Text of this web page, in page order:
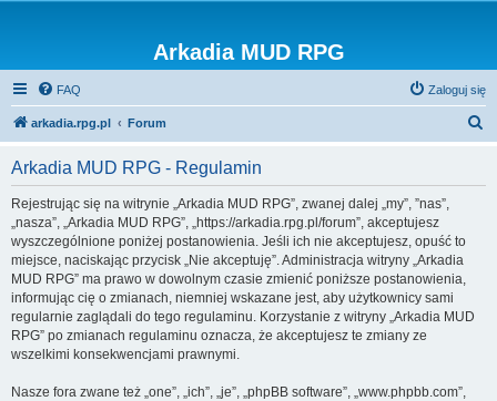
Arkadia MUD RPG
FAQ Zaloguj się
arkadia.rpg.pl Forum
Arkadia MUD RPG - Regulamin
Rejestrując się na witrynie „Arkadia MUD RPG”, zwanej dalej „my”, ”nas”,
„nasza”, „Arkadia MUD RPG”, „https://arkadia.rpg.pl/forum”, akceptujesz
wyszczególnione poniżej postanowienia. Jeśli ich nie akceptujesz, opuść to
miejsce, naciskając przycisk „Nie akceptuję”. Administracja witryny „Arkadia
MUD RPG” ma prawo w dowolnym czasie zmienić poniższe postanowienia,
informując cię o zmianach, niemniej wskazane jest, aby użytkownicy sami
regularnie zaglądali do tego regulaminu. Korzystanie z witryny „Arkadia MUD
RPG” po zmianach regulaminu oznacza, że akceptujesz te zmiany ze
wszelkimi konsekwencjami prawnymi.
Nasze fora zwane też „one”, „ich”, „je”, „phpBB software”, „www.phpbb.com”,